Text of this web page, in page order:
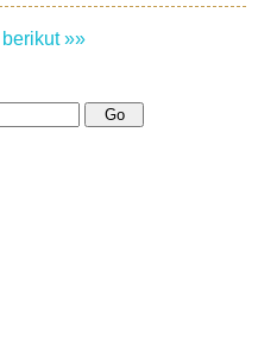
berikut »»